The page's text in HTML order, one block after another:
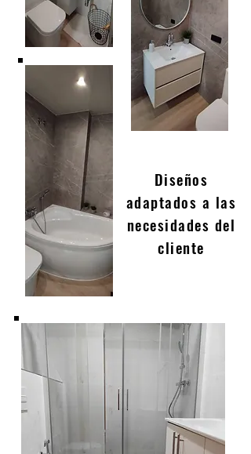
Diseños
adaptados a las
necesidades del
cliente